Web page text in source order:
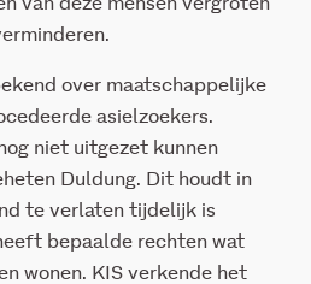
over maatschappelijke
asielzoekers.
niet uitgezet kunnen
Duldung. Dit houdt in
te verlaten tijdelijk is
bepaalde rechten wat
wonen. KIS verkende het